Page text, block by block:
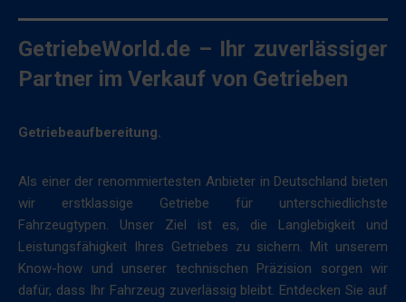
GetriebeWorld.de – Ihr zuverlässiger
Partner im Verkauf von Getrieben
Getriebeaufbereitung.
Als einer der renommiertesten Anbieter in Deutschland bieten
wir erstklassige Getriebe für unterschiedlichste
Fahrzeugtypen. Unser Ziel ist es, die Langlebigkeit und
Leistungsfähigkeit Ihres Getriebes zu sichern. Mit unserem
Know-how und unserer technischen Präzision sorgen wir
dafür, dass Ihr Fahrzeug zuverlässig bleibt. Entdecken Sie auf